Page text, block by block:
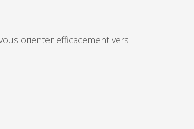
orienter efficacement vers